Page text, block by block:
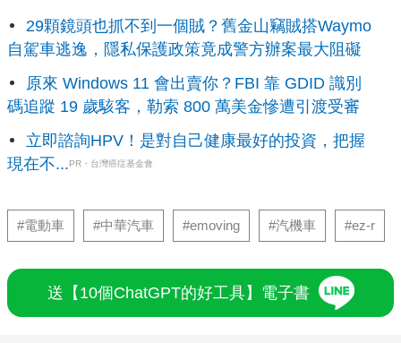
29顆鏡頭也抓不到一個賊？舊金山竊賊搭Waymo
自駕車逃逸，隱私保護政策竟成警方辦案最大阻礙
原來 Windows 11 會出賣你？FBI 靠 GDID 識別
碼追蹤 19 歲駭客，勒索 800 萬美金慘遭引渡受審
立即諮詢HPV！是對自己健康最好的投資，把握
現在不...PR・台灣癌症基金會
#電動車 #中華汽車 #emoving #汽機車 #ez-r
送【10個ChatGPT的好工具】電子書